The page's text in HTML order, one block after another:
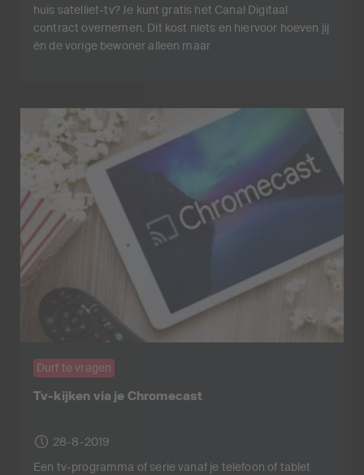
huis satelliet-tv? Je kunt gratis het Canal Digitaal
contract overnemen. Dit kost niets en hiervoor hoeven jij
én de vorige bewoner alleen maar
Durf te vragen
Tv-kijken via je Chromecast
28-8-2019
Een tv-programma of serie vanaf je telefoon of tablet